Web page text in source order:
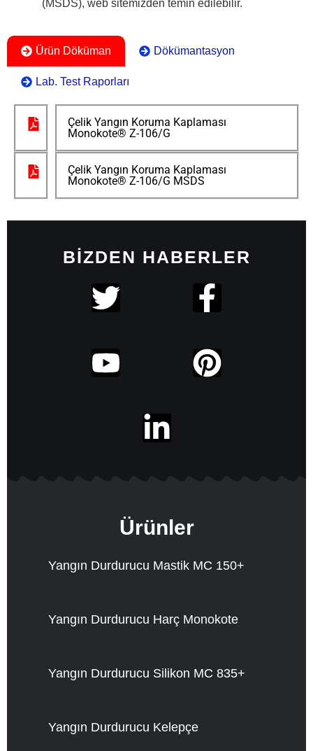
(MSDS), web sitemizden temin edilebilir.
Ürün Döküman Dökümantasyon
Lab. Test Raporları
Çelik Yangın Koruma Kaplaması
Monokote® Z-106/G
Çelik Yangın Koruma Kaplaması
Monokote® Z-106/G MSDS
BIZDEN HABERLER
Ürünler
Yangın Durdurucu Mastik MC 150+
Yangın Durdurucu Harç Monokote
Yangın Durdurucu Silikon MC 835+
Yangın Durdurucu Kelepçe